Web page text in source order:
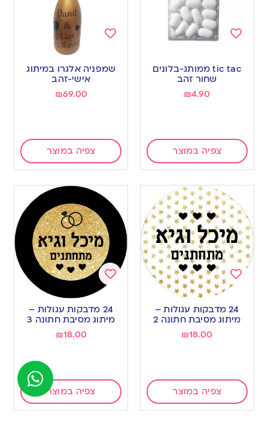
to
wishlist
tic tac ממותג-בלונים
שחור זהב
₪4.90
צפיה במוצר
to
wishlist
שמפניה אלגרו במיתוג
אישי-זהב
₪69.00
צפיה במוצר
Add
wishlist
24 מדבקות עגולות –
מיתוג מסיבת חתונה 2
₪18.00
צפיה במוצר
Add
wishlist
24 מדבקות עגולות –
מיתוג מסיבת חתונה 3
₪18.00
צפיה במוצר